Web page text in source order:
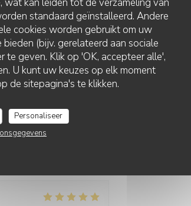
standaard geïnstalleerd. Andere
cookies worden gebruikt om uw
(bijv. gerelateerd aan sociale
geven. Klik op 'OK, accepteer alle',
U kunt uw keuzes op elk moment
de sitepagina's te klikken.
Personaliseer
mets étaient
recommandons les
grand plaisir.
5/5 Kwaliteit / Prijs